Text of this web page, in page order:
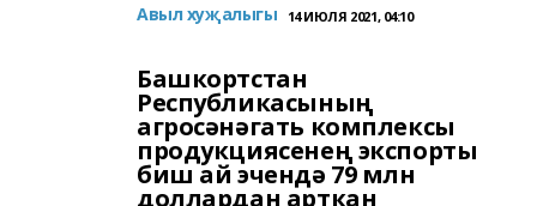
Авыл хуҗалыгы 14 ИЮЛЯ 2021, 04:10
Башкортстан
Республикасының
агросәнәгать комплексы
продукциясенең экспорты
биш ай эчендә 79 млн
доллардан арткан